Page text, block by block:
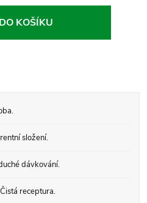
KOŠÍKU
složení.
dávkování.
Čistá receptura.